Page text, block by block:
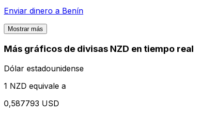
Enviar dinero a Benín
Mostrar más
Más gráficos de divisas NZD en tiempo real
Dólar estadounidense
1 NZD equivale a
0,587793 USD